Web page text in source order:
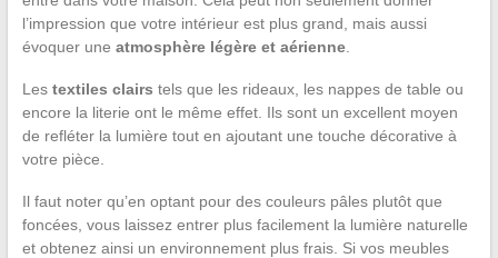
l’impression que votre intérieur est plus grand, mais aussi
évoquer une atmosphère légère et aérienne.
Les textiles clairs tels que les rideaux, les nappes de table ou
encore la literie ont le même effet. Ils sont un excellent moyen
de refléter la lumière tout en ajoutant une touche décorative à
votre pièce.
Il faut noter qu’en optant pour des couleurs pâles plutôt que
foncées, vous laissez entrer plus facilement la lumière naturelle
et obtenez ainsi un environnement plus frais. Si vos meubles